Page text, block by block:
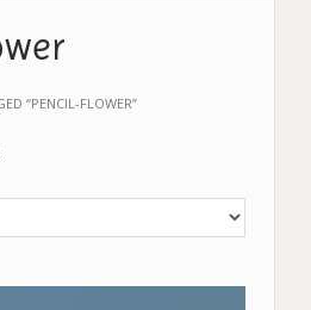
“PENCIL-FLOWER”